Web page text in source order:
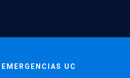
EMERGENCIAS UC